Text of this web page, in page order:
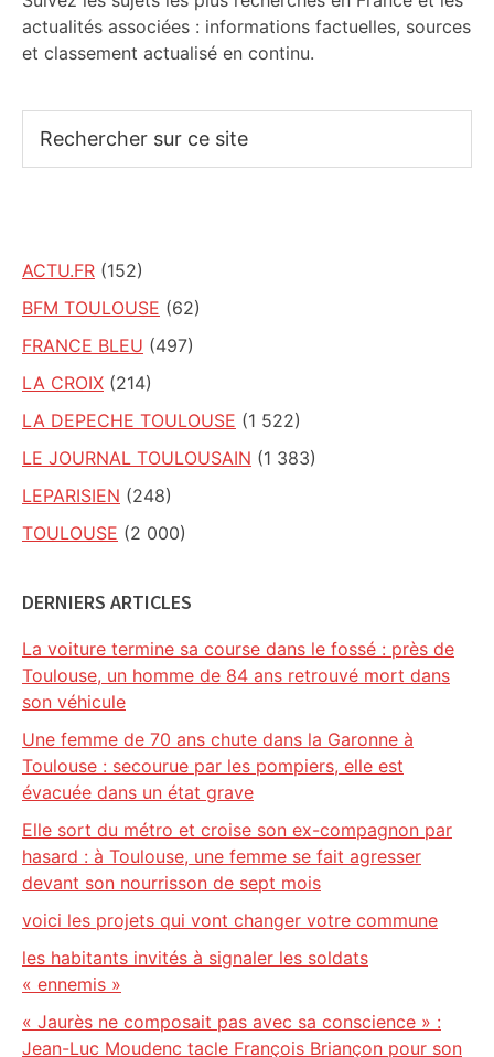
actualités associées : informations factuelles, sources
et classement actualisé en continu.
sur
ACTU.FR (152)
BFM TOULOUSE (62)
FRANCE BLEU (497)
LA CROIX (214)
LA DEPECHE TOULOUSE (1 522)
LE JOURNAL TOULOUSAIN (1 383)
LEPARISIEN (248)
TOULOUSE (2 000)
DERNIERS ARTICLES
La voiture termine sa course dans le fossé : près de
Toulouse, un homme de 84 ans retrouvé mort dans
son véhicule
Une femme de 70 ans chute dans la Garonne à
Toulouse : secourue par les pompiers, elle est
évacuée dans un état grave
Elle sort du métro et croise son ex-compagnon par
hasard : à Toulouse, une femme se fait agresser
devant son nourrisson de sept mois
voici les projets qui vont changer votre commune
les habitants invités à signaler les soldats
« ennemis »
« Jaurès ne composait pas avec sa conscience » :
Jean-Luc Moudenc tacle François Briançon pour son